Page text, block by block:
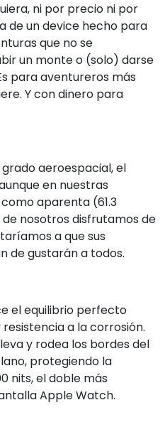
ni por precio ni por
de un device hecho para
que no se
un monte o (solo) darse
para aventureros más
Y con dinero para
aeroespacial, el
en nuestras
aparenta (61.3
nosotros disfrutamos de
a que sus
de gustarán a todos.
el equilibrio perfecto
a la corrosión.
y rodea los bordes del
protegiendo la
nits, el doble más
Apple Watch.